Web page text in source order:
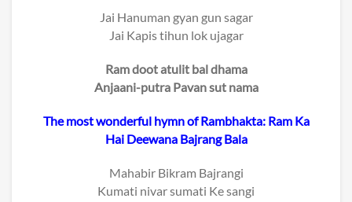
Jai Hanuman gyan gun sagar
Jai Kapis tihun lok ujagar
Ram doot atulit bal dhama
Anjaani-putra Pavan sut nama
The most wonderful hymn of Rambhakta: Ram Ka
Hai Deewana Bajrang Bala
Mahabir Bikram Bajrangi
Kumati nivar sumati Ke sangi